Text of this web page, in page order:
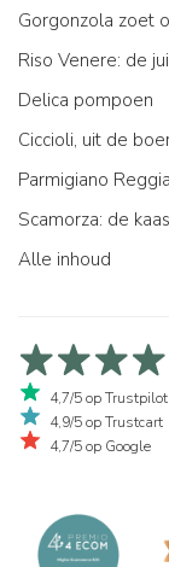
Gorgonzola zoet
Riso Venere: de
Delica pompoen
Ciccioli, uit de
Parmigiano
Scamorza: de
Alle inhoud
4,7/5 op Trustpilot
4,9/5 op Trustcart
4,7/5 op Google